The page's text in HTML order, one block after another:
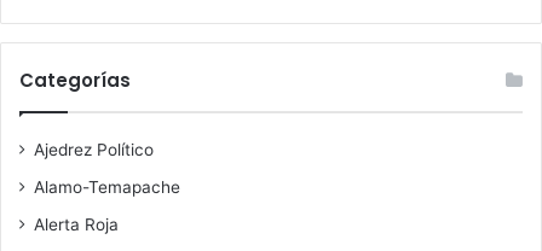
Categorías
Ajedrez Político
Alamo-Temapache
Alerta Roja